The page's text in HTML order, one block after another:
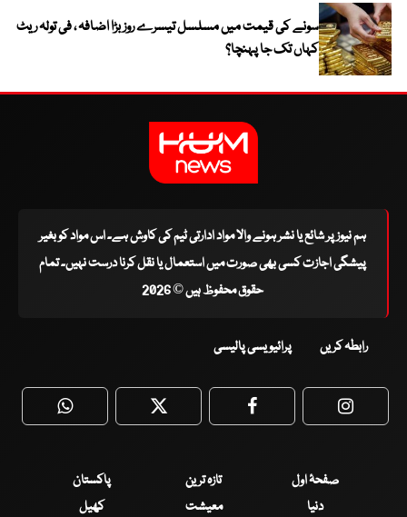
سونے کی قیمت میں مسلسل تیسرے روز بڑا اضافہ ، فی تولہ ریٹ
کہاں تک جا پہنچا؟
ہم نیوز پر شائع یا نشر ہونے والا مواد ادارتی ٹیم کی کاوش ہے۔ اس مواد کو بغیر
پیشگی اجازت کسی بھی صورت میں استعمال یا نقل کرنا درست نہیں۔ تمام
حقوق محفوظ ہیں © 2026
رابطہ کریں پرائیویسی پالیسی
WhatsApp Twitter Facebook
صفحۂ اول تازہ ترین
پاکستان
دنیا
معیشت کھیل